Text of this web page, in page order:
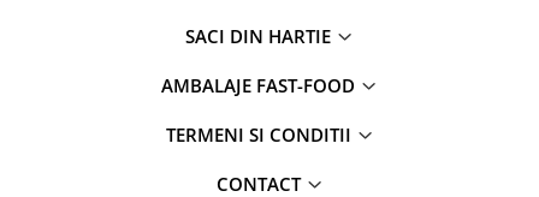
SACI DIN HARTIE
AMBALAJE FAST-FOOD
TERMENI SI CONDITII
CONTACT